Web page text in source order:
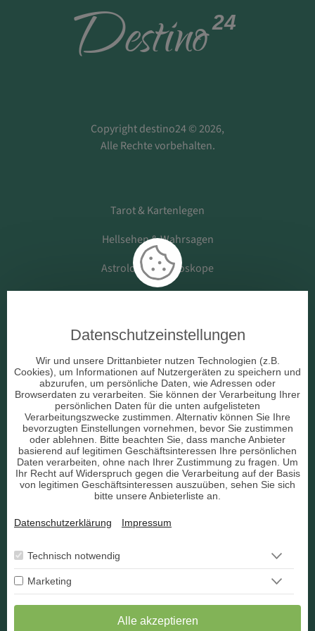
Destino24
Copyright destino24 © 2026,
Alle Rechte vorbehalten.
Tarot & Kartenlegen
Hellsehen & Wahrsagen
Astrologie & Horoskope
Beruf & Arbeitsleben
Liebe & Partnerschaft
sonstige Bereiche
AGB
Datenschutz
Impressum
Berater Bewerbung
Widerruf
Datenschutzeinstellungen
Wir und unsere Drittanbieter nutzen Technologien (z.B.
Cookies), um Informationen auf Nutzergeräten zu speichern und
abzurufen, um persönliche Daten, wie Adressen oder
Browserdaten zu verarbeiten. Sie können der Verarbeitung Ihrer
persönlichen Daten für die unten aufgelisteten
Verarbeitungszwecke zustimmen. Alternativ können Sie Ihre
bevorzugten Einstellungen vornehmen, bevor Sie zustimmen
oder ablehnen. Bitte beachten Sie, dass manche Anbieter
basierend auf legitimen Geschäftsinteressen Ihre persönlichen
Daten verarbeiten, ohne nach Ihrer Zustimmung zu fragen. Um
Ihr Recht auf Widerspruch gegen die Verarbeitung auf der Basis
von legitimen Geschäftsinteressen auszuüben, sehen Sie sich
bitte unsere Anbieterliste an.
Datenschutzerklärung Impressum
Technisch notwendig
Marketing
Alle akzeptieren